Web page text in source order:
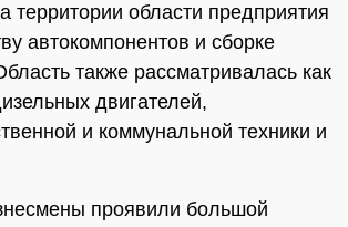
территории области предприятия
автокомпонентов и сборке
также рассматривалась как
двигателей,
и коммунальной техники и
проявили большой